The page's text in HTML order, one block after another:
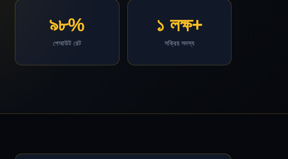
৯৮%
পেআউট রেট
১ লক্ষ+
সক্রিয় সদস্য